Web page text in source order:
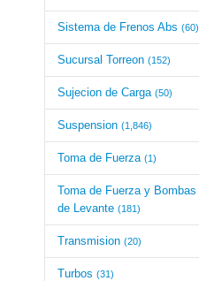
Sistema de Frenos Abs (60)
Sucursal Torreon (152)
Sujecion de Carga (50)
Suspension (1,846)
Toma de Fuerza (1)
Toma de Fuerza y Bombas
de Levante (181)
Transmision (20)
Turbos (31)